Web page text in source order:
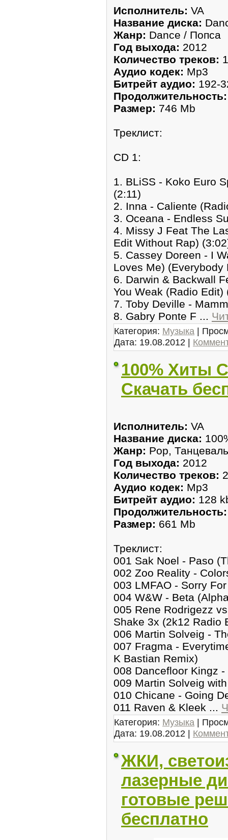
Исполнитель: VA
Название диска:
Жанр: Dance / Попса
Год выхода: 2012
Количество треков:
Аудио кодек: Mp3
Битрейт аудио: 192-
Продолжительность:
Размер: 746 Mb
Треклист:
CD 1:
1. BLiSS - Koko Euro
(2:11)
2. Inna - Caliente
3. Oceana - Endless
4. Missy J Feat The
Edit Without Rap)
5. Cassey Doreen - I
Loves Me) (Everybody
6. Darwin & Backwall
You Weak (Radio Edit)
7. Toby Deville -
8. Gabry Ponte F ...
Категория: Музыка |
Дата: 19.08.2012 |
100% Хиты
Скачать
Исполнитель: VA
Название диска:
Жанр: Pop,
Год выхода: 2012
Количество треков:
Аудио кодек: Mp3
Битрейт аудио: 128
Продолжительность:
Размер: 661 Mb
Треклист:
001 Sak Noel - Paso
002 Zoo Reality -
003 LMFAO - Sorry
004 W&W - Beta
005 Rene Rodrigezz
Shake 3x (2k12 Radio
006 Martin Solveig -
007 Fragma -
K Bastian Remix)
008 Dancefloor Kingz
009 Martin Solveig
010 Chicane - Going
011 Raven & Kleek ...
Категория: Музыка |
Дата: 19.08.2012 |
ЖКИ,
лазерные
готовые
бесплатно